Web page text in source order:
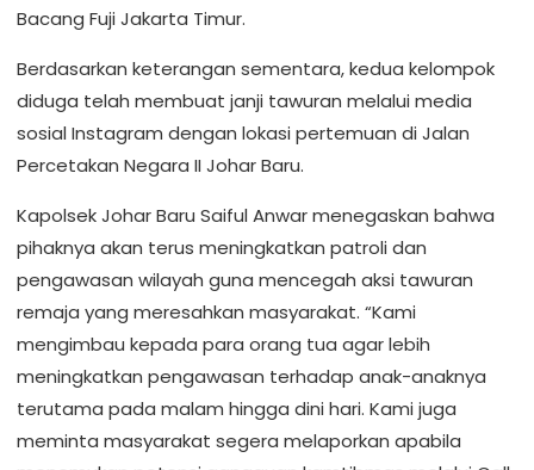
Bacang Fuji Jakarta Timur.
Berdasarkan keterangan sementara, kedua kelompok
diduga telah membuat janji tawuran melalui media
sosial Instagram dengan lokasi pertemuan di Jalan
Percetakan Negara II Johar Baru.
Kapolsek Johar Baru Saiful Anwar menegaskan bahwa
pihaknya akan terus meningkatkan patroli dan
pengawasan wilayah guna mencegah aksi tawuran
remaja yang meresahkan masyarakat. “Kami
mengimbau kepada para orang tua agar lebih
meningkatkan pengawasan terhadap anak-anaknya
terutama pada malam hingga dini hari. Kami juga
meminta masyarakat segera melaporkan apabila